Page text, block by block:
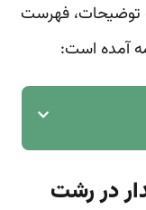
توضیحات، فهرست
آمده است:
در رشت